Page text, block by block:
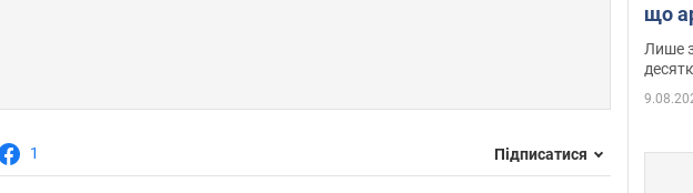
1 Підписатися
що
в
Лише